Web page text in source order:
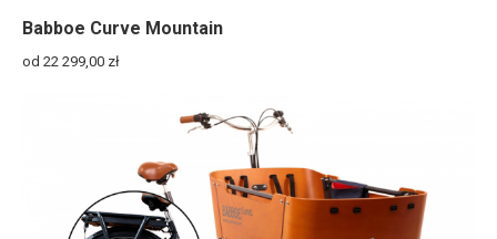
Babboe Curve Mountain
od 22 299,00 zł